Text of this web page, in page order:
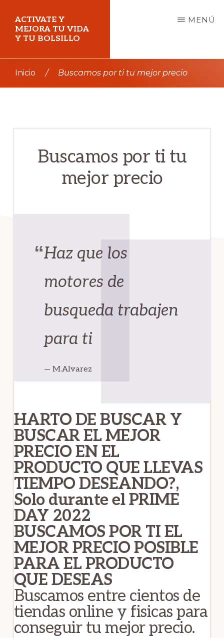
contenido
principal
ACTIVATE Y
MEJORA TU VIDA
Y TU BOLSILLO
Mejora
MENÚ
Inicio / Buscamos por ti tu mejor precio
Buscamos por ti tu
mejor precio
Haz que los
motores de
busqueda trabajen
para ti
— M.Alvarez
HARTO DE BUSCAR Y
BUSCAR EL MEJOR
PRECIO EN EL
PRODUCTO QUE LLEVAS
TIEMPO DESEANDO?,
Solo durante el PRIME
DAY 2022
BUSCAMOS POR TI EL
MEJOR PRECIO POSIBLE
PARA EL PRODUCTO
QUE DESEAS
Buscamos entre cientos de
tiendas online y fisicas para
conseguir tu mejor precio.